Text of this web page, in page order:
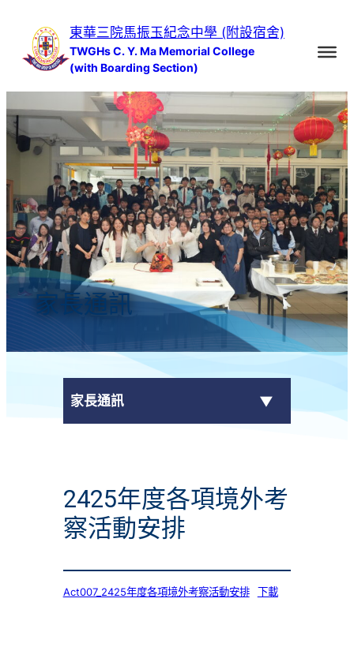
容
東華三院馬振玉紀念中學 (附設宿舍)
TWGHs C. Y. Ma Memorial College
(with Boarding Section)
家長通訊
家長通訊
學校通告
2425年度各項境外考
察活動安排
Act007_2425年度各項境外考察活動安排 下載